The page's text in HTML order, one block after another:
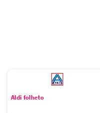
Aldi folheto